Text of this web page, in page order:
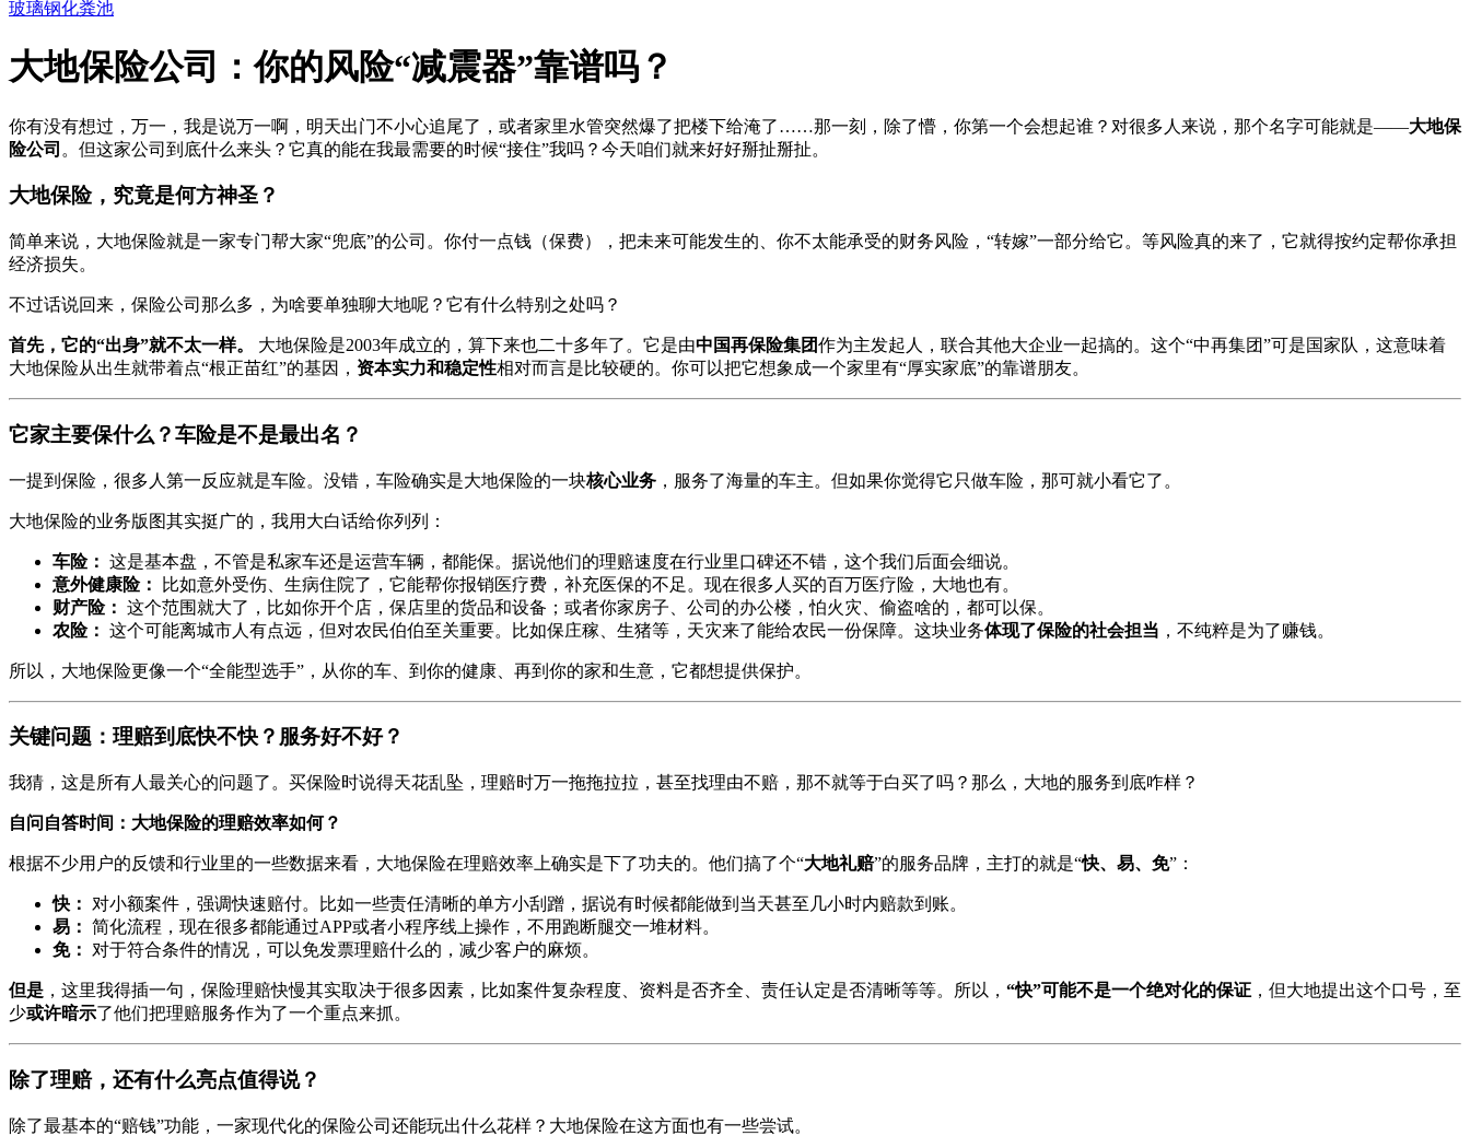
玻璃钢化粪池
大地保险公司：你的风险“减震器”靠谱吗？
你有没有想过，万一，我是说万一啊，明天出门不小心追尾了，或者家里水管突然爆了把楼下给淹了……那一刻，除了懵，你第一个会想起谁？对很多人来说，那个名字可能就是——大地保
险公司 。但这家公司到底什么来头？它真的能在我最需要的时候“接住”我吗？今天咱们就来好好掰扯掰扯。
大地保险，究竟是何方神圣？
简单来说，大地保险就是一家专门帮大家“兜底”的公司。你付一点钱（保费），把未来可能发生的、你不太能承受的财务风险，“转嫁”一部分给它。等风险真的来了，它就得按约定帮你承担
经济损失。
不过话说回来，保险公司那么多，为啥要单独聊大地呢？它有什么特别之处吗？
首先，它的“出身”就不太一样。 大地保险是2003年成立的，算下来也二十多年了。它是由中国再保险集团作为主发起人，联合其他大企业一起搞的。这个“中再集团”可是国家队，这意味着
大地保险从出生就带着点“根正苗红”的基因， 资本实力和稳定性相对而言是比较硬的。你可以把它想象成一个家里有“厚实家底”的靠谱朋友。
它家主要保什么？车险是不是最出名？
一提到保险，很多人第一反应就是车险。没错，车险确实是大地保险的一块核心业务 ，服务了海量的车主。但如果你觉得它只做车险，那可就小看它了。
大地保险的业务版图其实挺广的，我用大白话给你列列：
车险： 这是基本盘，不管是私家车还是运营车辆，都能保。据说他们的理赔速度在行业里口碑还不错，这个我们后面会细说。
意外健康险：
比如意外受伤、生病住院了，它能帮你报销医疗费，补充医保的不足。现在很多人买的百万医疗险，大地也有。
财产险： 这个范围就大了，比如你开个店，保店里的货品和设备；或者你家房子、公司的办公楼，怕火灾、偷盗啥的，都可以保。
农险： 这个可能离城市人有点远，但对农民伯伯至关重要。比如保庄稼、生猪等，天灾来了能给农民一份保障。这块业务体现了保险的社会担当 ，不纯粹是为了赚钱。
所以，大地保险更像一个“全能型选手”，从你的车、到你的健康、再到你的家和生意，它都想提供保护。
关键问题：理赔到底快不快？服务好不好？
我猜，这是所有人最关心的问题了。买保险时说得天花乱坠，理赔时万一拖拖拉拉，甚至找理由不赔，那不就等于白买了吗？那么，大地的服务到底咋样？
自问自答时间：大地保险的理赔效率如何？
根据不少用户的反馈和行业里的一些数据来看，大地保险在理赔效率上确实是下了功夫的。他们搞了个“大地礼赔”的服务品牌，主打的就是“快、易、免”：
快：
对小额案件，强调快速赔付。比如一些责任清晰的单方小刮蹭，据说有时候都能做到当天甚至几小时内赔款到账。
易： 简化流程，现在很多都能通过APP或者小程序线上操作，不用跑断腿交一堆材料。
免：
对于符合条件的情况，可以免发票理赔什么的，减少客户的麻烦。
但是 ，这里我得插一句，保险理赔快慢其实取决于很多因素，比如案件复杂程度、资料是否齐全、责任认定是否清晰等等。所以， “快”可能不是一个绝对化的保证 ，但大地提出这个口号，至
少或许暗示了他们把理赔服务作为了一个重点来抓。
除了理赔，还有什么亮点值得说？
除了最基本的“赔钱”功能，一家现代化的保险公司还能玩出什么花样？大地保险在这方面也有一些尝试。